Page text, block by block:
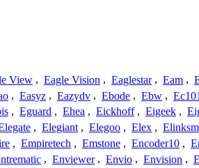
View , Eagle Vision , Eaglestar , Eam ,
, Easyz , Eazydv , Ebode , Ebw , Ec101
, Eguard , Ehea , Eickhoff , Eigeek ,
, Elegiant , Elegoo , Elex ,
, Empiretech , Emstone , Encoder10 ,
, Enviewer , Envio , Envision ,